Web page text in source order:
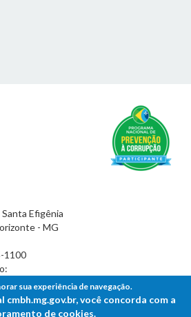
Efigênia
- MG
1100
sua experiência de navegação.
você concorda com a
de cookies.